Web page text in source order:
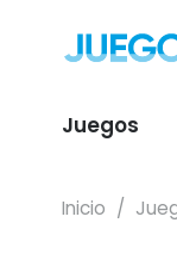
Juegos
Inicio /